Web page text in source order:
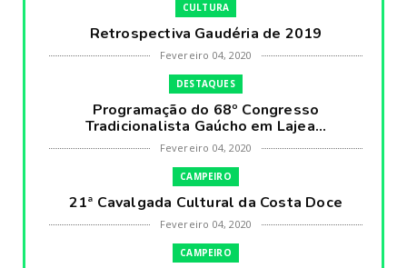
CULTURA
Retrospectiva Gaudéria de 2019
Fevereiro 04, 2020
DESTAQUES
Programação do 68º Congresso
Tradicionalista Gaúcho em Lajea...
Fevereiro 04, 2020
CAMPEIRO
21ª Cavalgada Cultural da Costa Doce
Fevereiro 04, 2020
CAMPEIRO